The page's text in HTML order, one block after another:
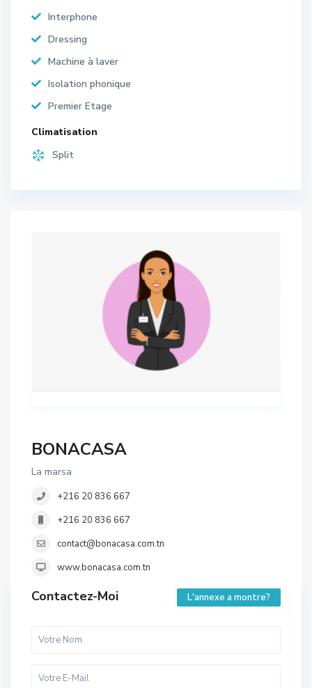
Interphone
Dressing
Machine à laver
Isolation phonique
Premier Etage
Climatisation
Split
BONACASA
La marsa
+216 20 836 667
+216 20 836 667
contact@bonacasa.com.tn
www.bonacasa.com.tn
Contactez-Moi L'annexe a montre?